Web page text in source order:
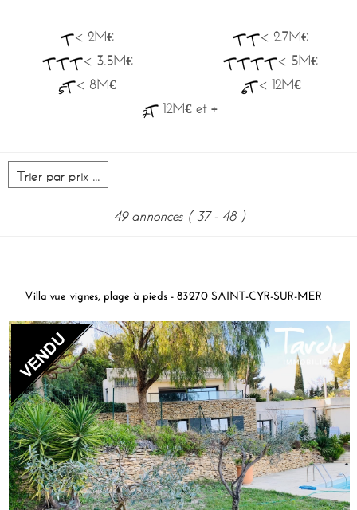
< 2M€
< 2.7M€
< 3.5M€
< 5M€
< 8M€
< 12M€
12M€ et +
49 annonces ( 37 - 48 )
Villa vue vignes, plage à pieds - 83270 SAINT-CYR-SUR-MER